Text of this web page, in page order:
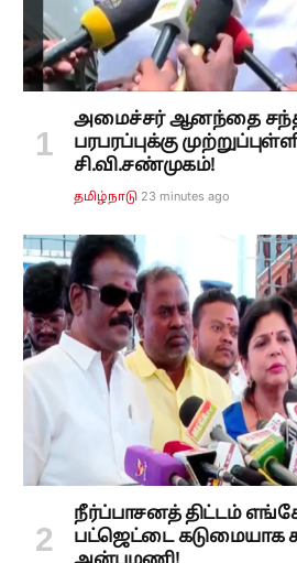
அமைச்சர் ஆனந்தை
பரபரப்புக்கு
சி.வி.சண்முகம்!
தமிழ்நாடு 23 minutes ago
நீர்ப்பாசனத் திட்டம்
பட்ஜெட்டை கடுமையாக